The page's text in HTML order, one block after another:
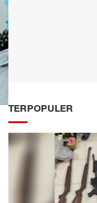
TERPOPULER